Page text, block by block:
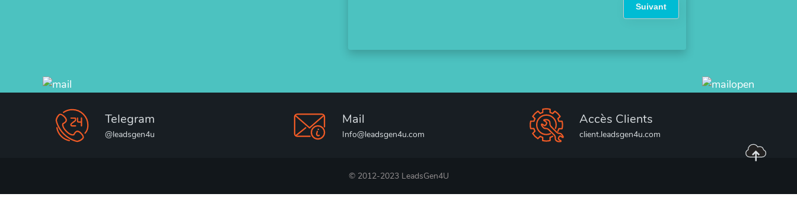
Suivant
Telegram
@leadsgen4u
Mail
Info@leadsgen4u.com
Accès Clients
client.leadsgen4u.com
© 2012-2023 LeadsGen4U